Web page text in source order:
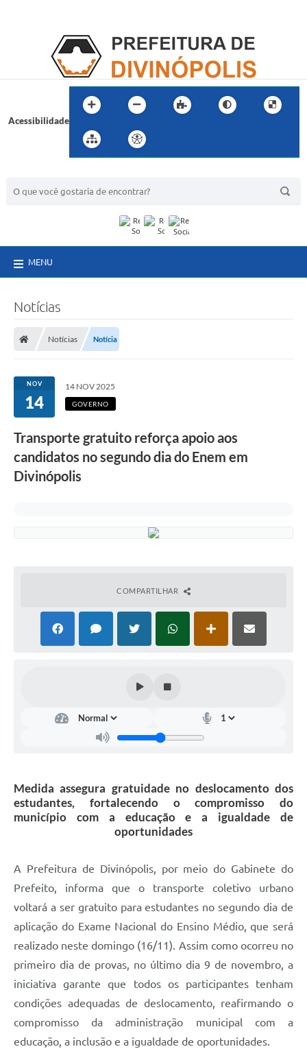
Acessibilidade
MENU
Notícias
Notícias Notícia
NOV
14
14 NOV 2025
GOVERNO
Transporte gratuito reforça apoio aos
candidatos no segundo dia do Enem em
Divinópolis
COMPARTILHAR
Medida assegura gratuidade no deslocamento dos
estudantes, fortalecendo o compromisso do
município com a educação e a igualdade de
oportunidades
A Prefeitura de Divinópolis, por meio do Gabinete do
Prefeito, informa que o transporte coletivo urbano
voltará a ser gratuito para estudantes no segundo dia de
aplicação do Exame Nacional do Ensino Médio, que será
realizado neste domingo (16/11). Assim como ocorreu no
primeiro dia de provas, no último dia 9 de novembro, a
iniciativa garante que todos os participantes tenham
condições adequadas de deslocamento, reafirmando o
compromisso da administração municipal com a
educação, a inclusão e a igualdade de oportunidades.